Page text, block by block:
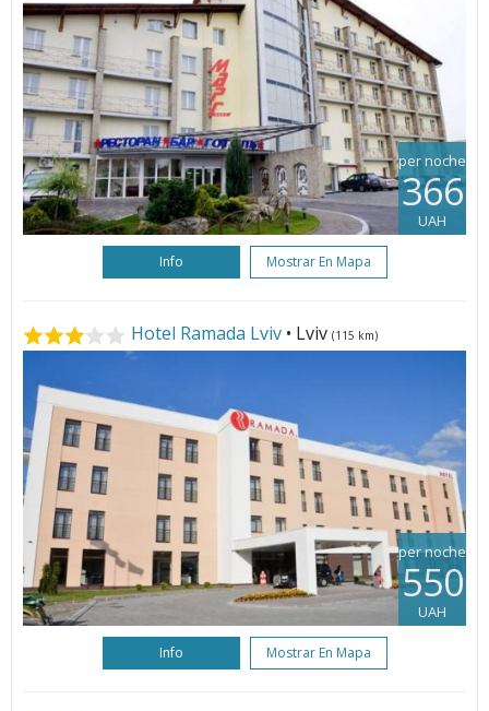
per noche
366
UAH
Info Mostrar En Mapa
Hotel Ramada Lviv • Lviv (115 km)
per noche
550
UAH
Info Mostrar En Mapa